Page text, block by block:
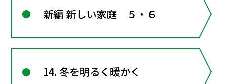
新編 新しい家庭 ５・６
14. 冬を明るく暖かく